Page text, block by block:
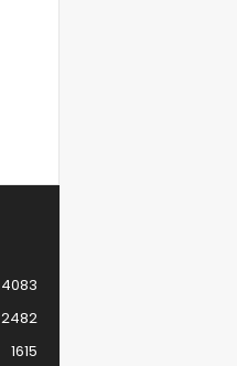
4083
2482
1615